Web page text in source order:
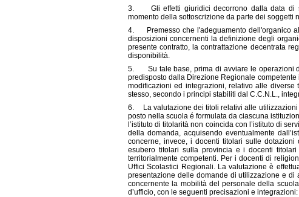
3. Gli effetti giuridici decorrono dalla data di
momento della sottoscrizione da parte dei soggetti
4. Premesso che l'adeguamento dell'organico
disposizioni concernenti la definizione degli
presente contratto, la contrattazione decentrata
disponibilità.
5. Su tale base, prima di avviare le operazioni
predisposto dalla Direzione Regionale
modificazioni ed integrazioni, relativo alle
stesso, secondo i principi stabiliti dal C.C.N.L.,
6. La valutazione dei titoli relativi alle utilizzazioni
posto nella scuola é formulata da ciascuna
l’istituto di titolarità non coincida con l’istituto di
della domanda, acquisendo eventualmente
concerne, invece, i docenti titolari sulle
esubero titolari sulla provincia e i docenti
territorialmente competenti. Per i docenti di
Uffici Scolastici Regionali. La valutazione è
presentazione delle domande di utilizzazione e
concernente la mobilità del personale della
d’ufficio, con le seguenti precisazioni e integrazioni: